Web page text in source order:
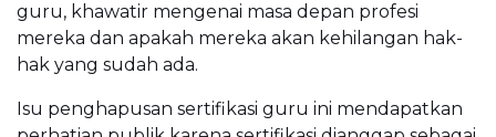
guru, khawatir mengenai masa depan profesi
mereka dan apakah mereka akan kehilangan hak-
hak yang sudah ada.
Isu penghapusan sertifikasi guru ini mendapatkan